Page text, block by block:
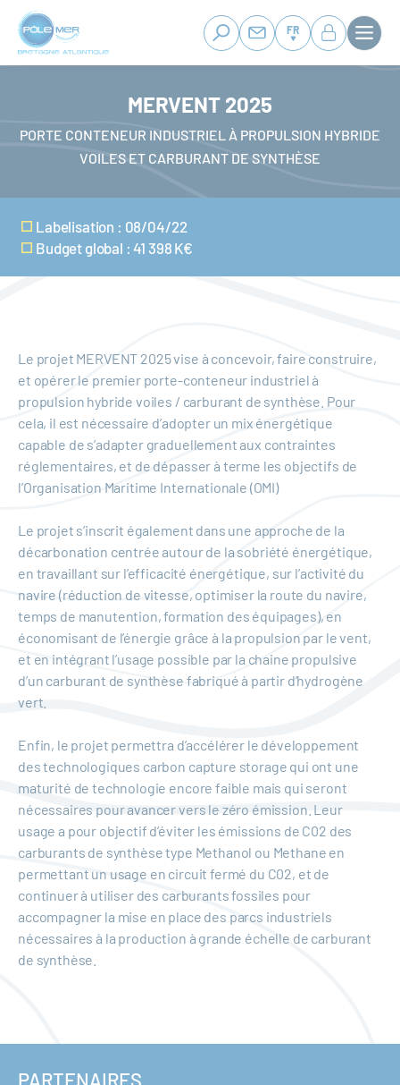
Panneau de gestion des cookies
Aller
contenu
FR
MERVENT 2025
PORTE CONTENEUR INDUSTRIEL À PROPULSION HYBRIDE
VOILES ET CARBURANT DE SYNTHÈSE
Labelisation : 08/04/22
Budget global : 41 398 K€
Le projet MERVENT 2025 vise à concevoir, faire construire,
et opérer le premier porte-conteneur industriel à
propulsion hybride voiles / carburant de synthèse. Pour
cela, il est nécessaire d’adopter un mix énergétique
capable de s’adapter graduellement aux contraintes
réglementaires, et de dépasser à terme les objectifs de
l’Organisation Maritime Internationale (OMI)
Le projet s’inscrit également dans une approche de la
décarbonation centrée autour de la sobriété énergétique,
en travaillant sur l’efficacité énergétique, sur l’activité du
navire (réduction de vitesse, optimiser la route du navire,
temps de manutention, formation des équipages), en
économisant de l’énergie grâce à la propulsion par le vent,
et en intégrant l’usage possible par la chaine propulsive
d’un carburant de synthèse fabriqué à partir d’hydrogène
vert.
Enfin, le projet permettra d’accélérer le développement
des technologiques carbon capture storage qui ont une
maturité de technologie encore faible mais qui seront
nécessaires pour avancer vers le zéro émission. Leur
usage a pour objectif d’éviter les émissions de C02 des
carburants de synthèse type Methanol ou Methane en
permettant un usage en circuit fermé du C02, et de
continuer à utiliser des carburants fossiles pour
accompagner la mise en place des parcs industriels
nécessaires à la production à grande échelle de carburant
de synthèse.
PARTENAIRES